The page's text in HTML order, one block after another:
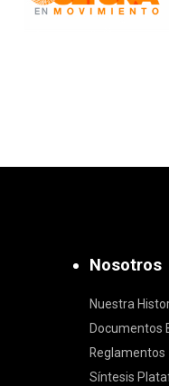
Nosotros
Nuestra
Documentos
Reglamentos
Síntesis